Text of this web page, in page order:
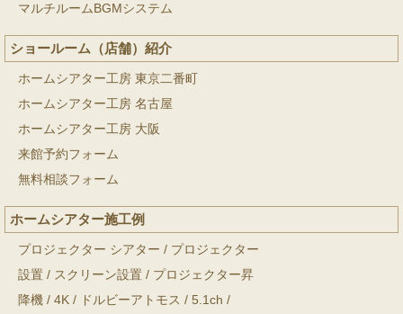
マルチルームBGMシステム
ショールーム（店舗）紹介
ホームシアター工房 東京二番町
ホームシアター工房 名古屋
ホームシアター工房 大阪
来館予約フォーム
無料相談フォーム
ホームシアター施工例
プロジェクター シアター / プロジェクター
設置 / スクリーン設置 / プロジェクター昇
降機 / 4K / ドルビーアトモス / 5.1ch /